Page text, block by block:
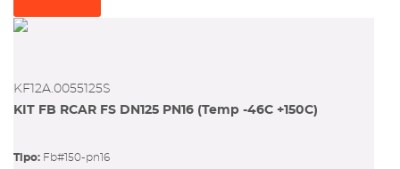
KF12A.0055125S
KIT FB RCAR FS DN125 PN16 (Temp -46C +150C)
Tipo: fb#150-pn16